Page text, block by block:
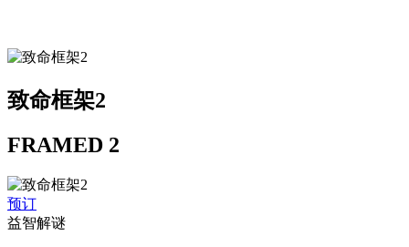
致命框架2
FRAMED 2
预订
益智解谜